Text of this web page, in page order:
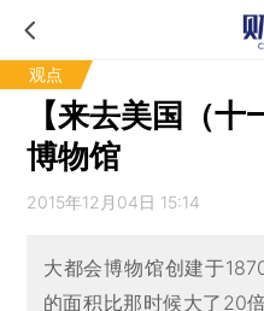
观点
【来去美国（
博物馆
2015年12月04日 15:14
大都会博物馆创建于
的面积比那时候大了20